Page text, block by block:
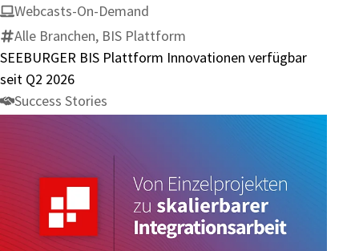
von
Webcasts-On-Demand
Alle Branchen, BIS Plattform
SEEBURGER BIS Plattform Innovationen verfügbar
seit Q2 2026
Success Stories
Von
Einzelprojekten